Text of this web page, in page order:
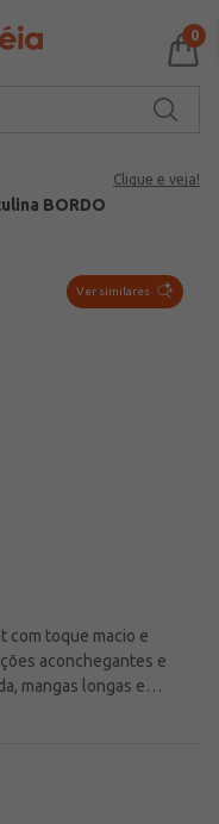
0
Clique e veja!
BORDO
Ver similares
com toque macio e
aconchegantes e
mangas longas e
um caimento
opção confortável e
fresquinhos com